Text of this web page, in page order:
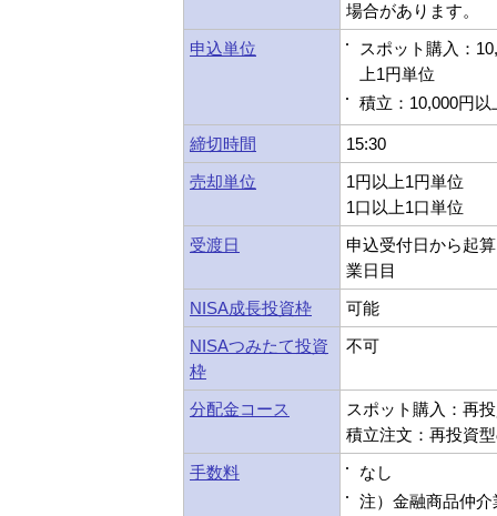
場合があります。
申込単位
スポット購入：
上1円単位
積立：10,000円以
締切時間
15:30
売却単位
1円以上1円単位
1口以上1口単位
受渡日
申込受付日から起
業日目
NISA成長投資枠
可能
NISAつみたて投資
枠
不可
分配金コース
スポット購入：再
積立注文：再投資
手数料
なし
注）金融商品仲介